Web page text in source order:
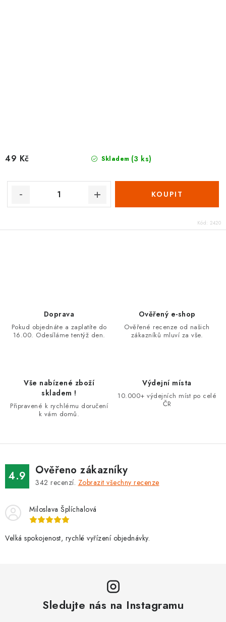
Skladem (3 ks)
49 Kč
Kód: 2420
k
ý
s
Doprava
Pokud objednáte a zaplatíte do
16.00. Odesíláme tentýž den.
Ověřený e-shop
Ověřené recenze od našich
zákazníků mluví za vše.
Vše nabízené zboží
skladem !
Připravené k rychlému doručení
k vám domů.
Výdejní místa
10.000+ výdejních míst po celé
ČR
4.9 Ověřeno zákazníky
342 recenzí. Zobrazit všechny recenze
Miloslava Šplíchalová
Velká spokojenost, rychlé vyřízení objednávky.
Sledujte nás na Instagramu